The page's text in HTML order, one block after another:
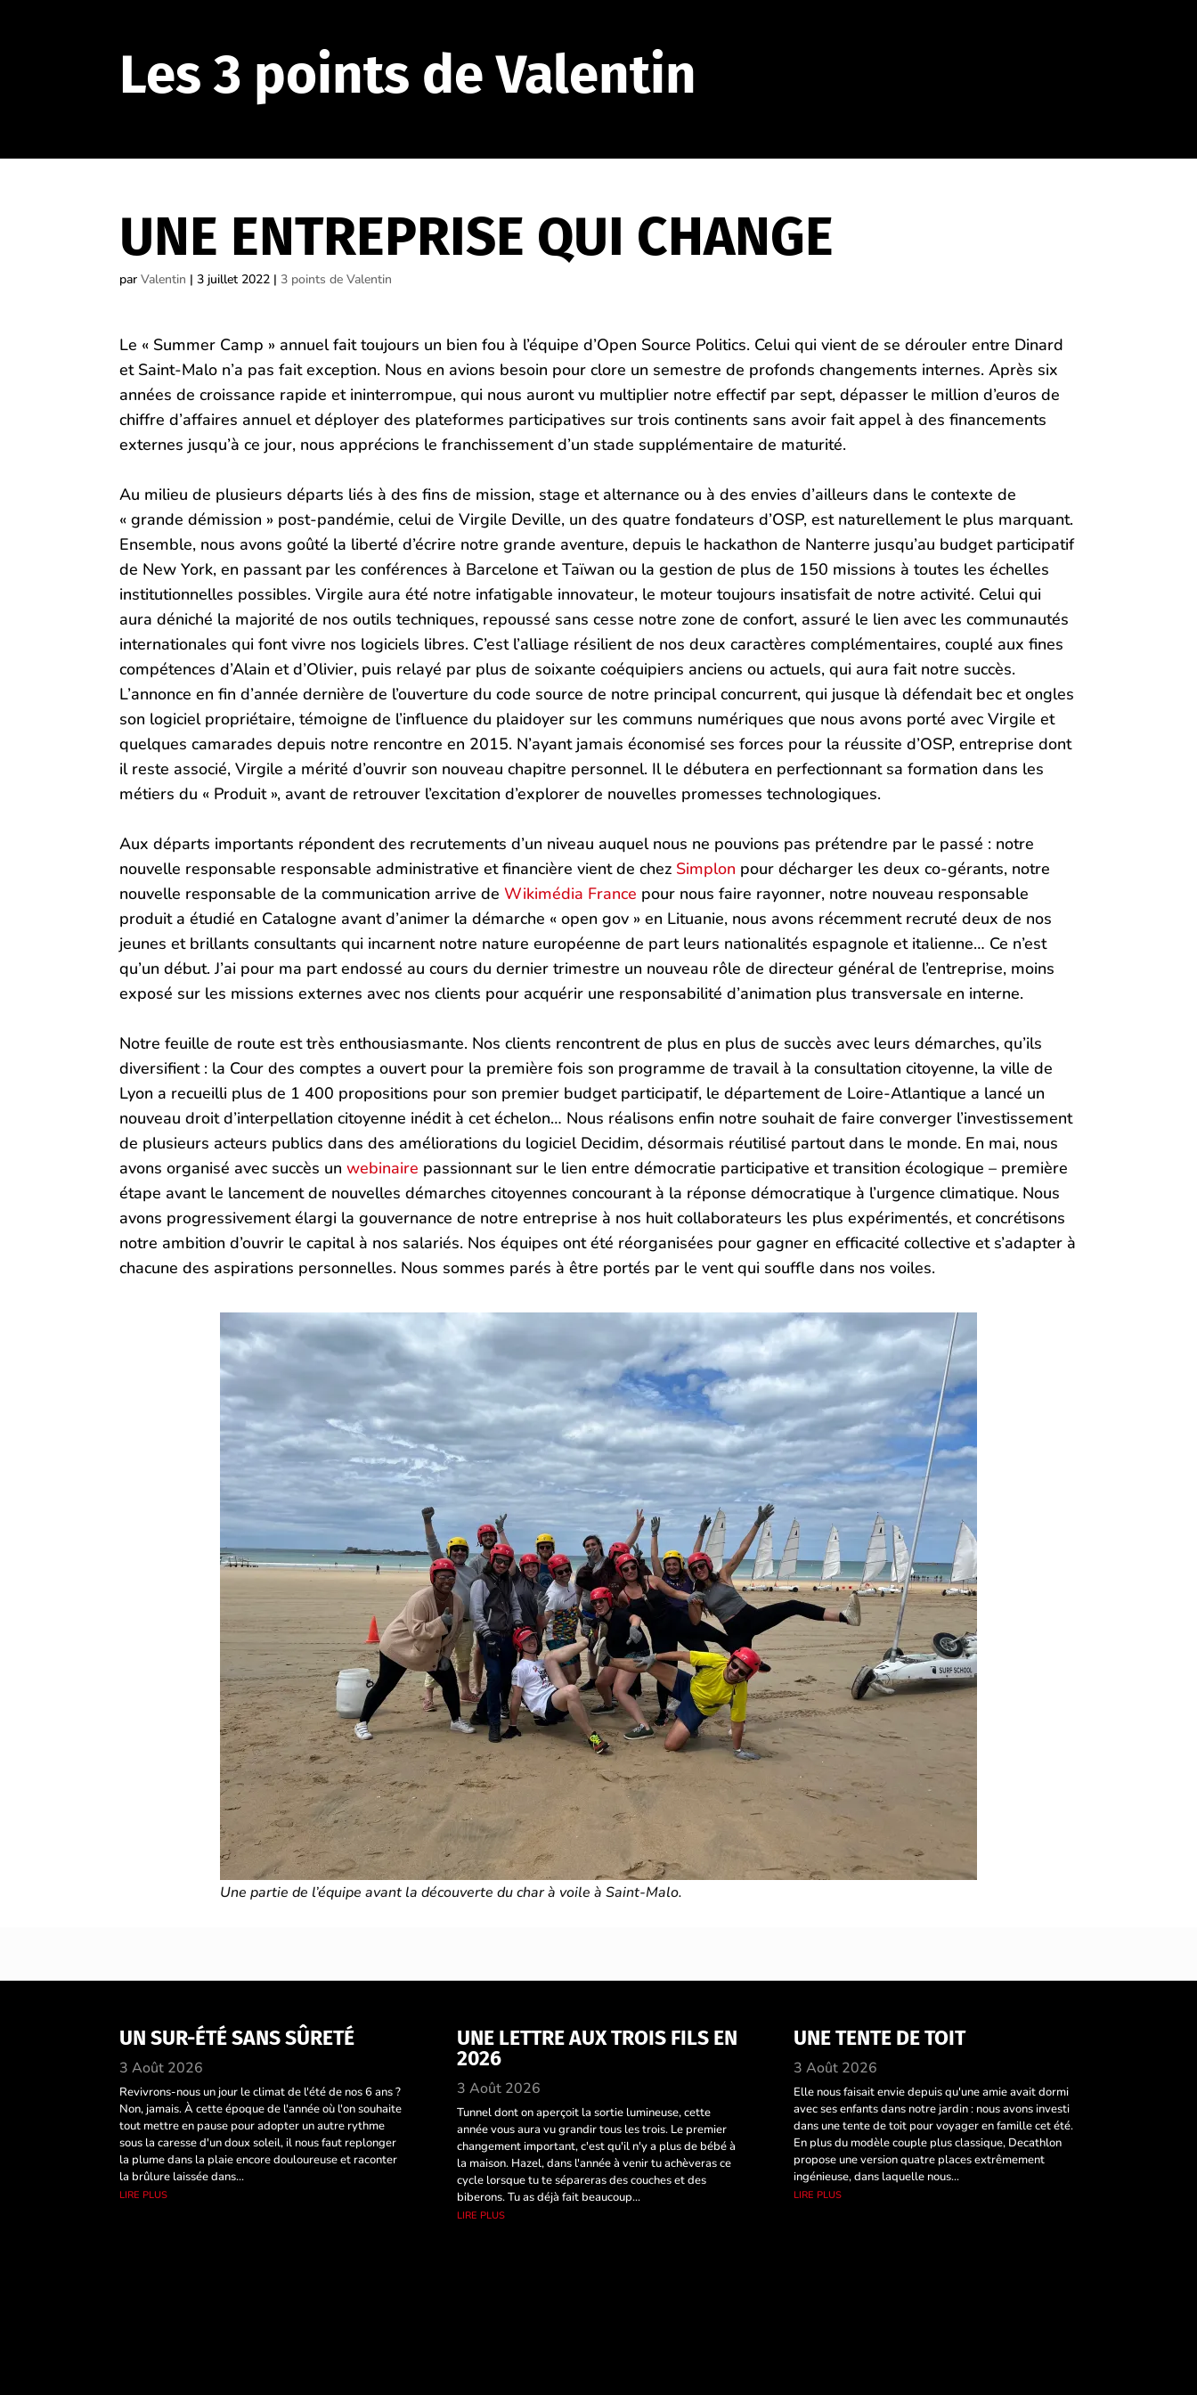
Les 3 points de Valentin
UNE ENTREPRISE QUI CHANGE
parValentin |3 juillet 2022 |3 points de Valentin
Le « Summer Camp » annuel fait toujours un bien fou à l’équipe d’Open Source Politics. Celui qui vient de se dérouler entre Dinard
et Saint-Malo n’a pas fait exception. Nous en avions besoin pour clore un semestre de profonds changements internes. Après six
années de croissance rapide et ininterrompue, qui nous auront vu multiplier notre effectif par sept, dépasser le million d’euros de
chiffre d’affaires annuel et déployer des plateformes participatives sur trois continents sans avoir fait appel à des financements
externes jusqu’à ce jour, nous apprécions le franchissement d’un stade supplémentaire de maturité.
Au milieu de plusieurs départs liés à des fins de mission, stage et alternance ou à des envies d’ailleurs dans le contexte de
« grande démission » post-pandémie, celui de Virgile Deville, un des quatre fondateurs d’OSP, est naturellement le plus marquant.
Ensemble, nous avons goûté la liberté d’écrire notre grande aventure, depuis le hackathon de Nanterre jusqu’au budget participatif
de New York, en passant par les conférences à Barcelone et Taïwan ou la gestion de plus de 150 missions à toutes les échelles
institutionnelles possibles. Virgile aura été notre infatigable innovateur, le moteur toujours insatisfait de notre activité. Celui qui
aura déniché la majorité de nos outils techniques, repoussé sans cesse notre zone de confort, assuré le lien avec les communautés
internationales qui font vivre nos logiciels libres. C’est l’alliage résilient de nos deux caractères complémentaires, couplé aux fines
compétences d’Alain et d’Olivier, puis relayé par plus de soixante coéquipiers anciens ou actuels, qui aura fait notre succès.
L’annonce en fin d’année dernière de l’ouverture du code source de notre principal concurrent, qui jusque là défendait bec et ongles
son logiciel propriétaire, témoigne de l’influence du plaidoyer sur les communs numériques que nous avons porté avec Virgile et
quelques camarades depuis notre rencontre en 2015. N’ayant jamais économisé ses forces pour la réussite d’OSP, entreprise dont
il reste associé, Virgile a mérité d’ouvrir son nouveau chapitre personnel. Il le débutera en perfectionnant sa formation dans les
métiers du « Produit », avant de retrouver l’excitation d’explorer de nouvelles promesses technologiques.
Aux départs importants répondent des recrutements d’un niveau auquel nous ne pouvions pas prétendre par le passé : notre
nouvelle responsable responsable administrative et financière vient de chez Simplon pour décharger les deux co-gérants, notre
nouvelle responsable de la communication arrive deWikimédia France pour nous faire rayonner, notre nouveau responsable
produit a étudié en Catalogne avant d’animer la démarche « open gov » en Lituanie, nous avons récemment recruté deux de nos
jeunes et brillants consultants qui incarnent notre nature européenne de part leurs nationalités espagnole et italienne… Ce n’est
qu’un début. J’ai pour ma part endossé au cours du dernier trimestre un nouveau rôle de directeur général de l’entreprise, moins
exposé sur les missions externes avec nos clients pour acquérir une responsabilité d’animation plus transversale en interne.
Notre feuille de route est très enthousiasmante. Nos clients rencontrent de plus en plus de succès avec leurs démarches, qu’ils
diversifient : la Cour des comptes a ouvert pour la première fois son programme de travail à la consultation citoyenne, la ville de
Lyon a recueilli plus de 1 400 propositions pour son premier budget participatif, le département de Loire-Atlantique a lancé un
nouveau droit d’interpellation citoyenne inédit à cet échelon… Nous réalisons enfin notre souhait de faire converger l’investissement
de plusieurs acteurs publics dans des améliorations du logiciel Decidim, désormais réutilisé partout dans le monde. En mai, nous
avons organisé avec succès unwebinaire passionnant sur le lien entre démocratie participative et transition écologique – première
étape avant le lancement de nouvelles démarches citoyennes concourant à la réponse démocratique à l’urgence climatique. Nous
avons progressivement élargi la gouvernance de notre entreprise à nos huit collaborateurs les plus expérimentés, et concrétisons
notre ambition d’ouvrir le capital à nos salariés. Nos équipes ont été réorganisées pour gagner en efficacité collective et s’adapter à
chacune des aspirations personnelles. Nous sommes parés à être portés par le vent qui souffle dans nos voiles.
Une partie de l’équipe avant la découverte du char à voile à Saint-Malo.
UN SUR-ÉTÉ SANS SÛRETÉ
3 Août 2026
Revivrons-nous un jour le climat de l'été de nos 6 ans ?
Non, jamais. À cette époque de l'année où l'on souhaite
tout mettre en pause pour adopter un autre rythme
sous la caresse d'un doux soleil, il nous faut replonger
la plume dans la plaie encore douloureuse et raconter
la brûlure laissée dans...
lire plus
UNE LETTRE AUX TROIS FILS EN
2026
3 Août 2026
Tunnel dont on aperçoit la sortie lumineuse, cette
année vous aura vu grandir tous les trois. Le premier
changement important, c'est qu'il n'y a plus de bébé à
la maison. Hazel, dans l'année à venir tu achèveras ce
cycle lorsque tu te sépareras des couches et des
biberons. Tu as déjà fait beaucoup...
lire plus
UNE TENTE DE TOIT
3 Août 2026
Elle nous faisait envie depuis qu'une amie avait dormi
avec ses enfants dans notre jardin : nous avons investi
dans une tente de toit pour voyager en famille cet été.
En plus du modèle couple plus classique, Decathlon
propose une version quatre places extrêmement
ingénieuse, dans laquelle nous...
lire plus